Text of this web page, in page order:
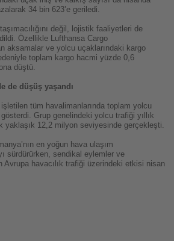
34 bin 623’e geriledi.
değil, lojistik faaliyetleri de
Özellikle Lufthansa Cargo
aksamalar ve yolcu uçaklarındaki kargo
toplam kargo hacmi yüzde 0,6
düştü.
de düşüş yaşandı
tüm havalimanlarında toplam yolcu
Grup genelindeki yolcu trafiği yıllık
yaklaşık 12,2 milyon seviyesinde gerçekleşti.
en yoğun hava ulaşım
sürdürürken, sendikal eylemler ve
Avrupa havacılık trafiği üzerindeki etkisi nisan